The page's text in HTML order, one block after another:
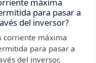
máxima
para pasar a
del inversor?
corriente máxima
para pasar a
del inversor,